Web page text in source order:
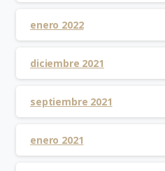
enero 2022
diciembre 2021
septiembre 2021
enero 2021